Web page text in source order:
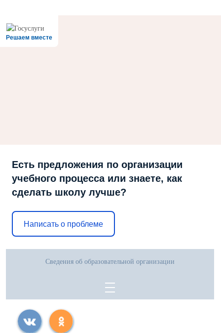
Решаем вместе
Есть предложения по организации
учебного процесса или знаете, как
сделать школу лучше?
Написать о проблеме
Сведения об образовательной организации